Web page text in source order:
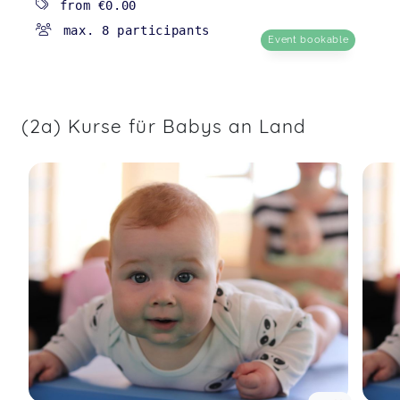
(4) Bewegungsspaß im Wasser (8-16 M.)(AOK
li.)Mai/Jun/Jul 26
Ulrike,
War sehr toll
Eltern-Kind-Kurs "Löwenstark ins Leben" (für 2-Jährige)
Madlin,Apr 14
Es war so schön… es werden viele Themen
besprochen die sehr interessant sind und die
Baby haben auch Spaß.
from €0.00
max. 8 participants
Event bookable
(2a) Kurse für Babys an Land